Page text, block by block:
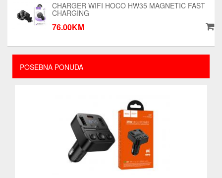
POSEBNA PONUDA
CHARGER WIFI HOCO HW35 MAGNETIC FAST
CHARGING
76.00KM